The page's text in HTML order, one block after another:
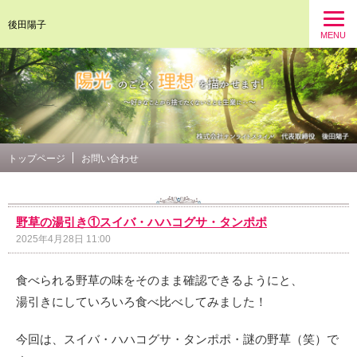
後田陽子
MENU
トップページ お問い合わせ
野草の湯引き①スイバ・ハハコグサ・タンポポ
2025年4月28日 11:00
食べられる野草の味をそのまま確認できるようにと、
湯引きにしていろいろ食べ比べしてみました！
今回は、スイバ・ハハコグサ・タンポポ・謎の野草（笑）で